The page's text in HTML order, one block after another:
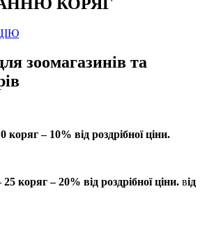
зоомагазинів та
– 10% від роздрібної ціни.
коряг – 20% від роздрібної ціни. від